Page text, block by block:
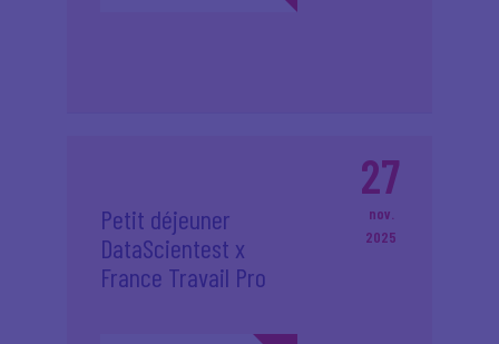
27
nov.
2025
Petit déjeuner
DataScientest x
France Travail Pro